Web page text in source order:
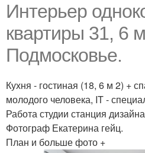
Интерьер
квартиры 31, 6
Подмосковье.
Кухня - гостиная (18, 6 м 2) +
молодого человека, IT -
Работа студии станция
Фотограф Екатерина гейц.
План и больше фото +